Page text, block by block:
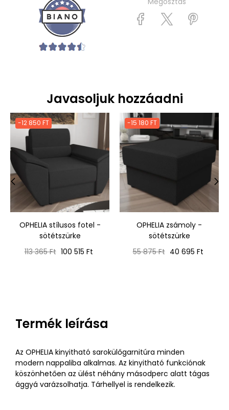
Javasoljuk hozzáadni
-12 850 FT
OPHELIA stílusos fotel -
sötétszürke
Normál
113 365 Ft Ár
100 515 Ft
-15 180 FT
OPHELIA zsámoly -
sötétszürke
Normál
55 875 Ft Ár
40 695 Ft
Termék leírása
Az OPHELIA kinyitható sarokülőgarnitúra minden
modern nappaliba alkalmas. Az kinyitható funkciónak
köszönhetően az ülést néhány másodperc alatt tágas
ággyá varázsolhatja. Tárhellyel is rendelkezik.